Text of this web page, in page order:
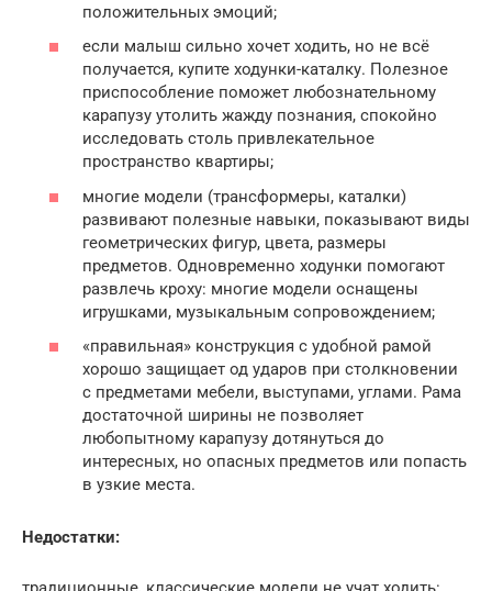
положительных эмоций;
если малыш сильно хочет ходить, но не всё
получается, купите ходунки-каталку. Полезное
приспособление поможет любознательному
карапузу утолить жажду познания, спокойно
исследовать столь привлекательное
пространство квартиры;
многие модели (трансформеры, каталки)
развивают полезные навыки, показывают виды
геометрических фигур, цвета, размеры
предметов. Одновременно ходунки помогают
развлечь кроху: многие модели оснащены
игрушками, музыкальным сопровождением;
«правильная» конструкция с удобной рамой
хорошо защищает од ударов при столкновении
с предметами мебели, выступами, углами. Рама
достаточной ширины не позволяет
любопытному карапузу дотянуться до
интересных, но опасных предметов или попасть
в узкие места.
Недостатки: